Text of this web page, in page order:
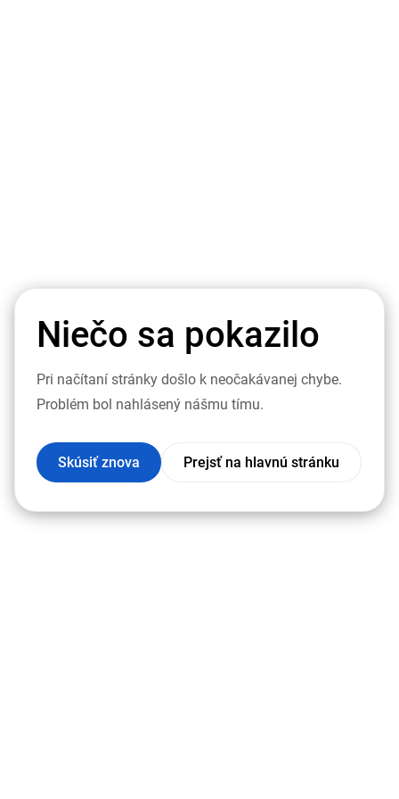
Niečo sa pokazilo
Pri načítaní stránky došlo k neočakávanej chybe.
Problém bol nahlásený nášmu tímu.
Skúsiť znova Prejsť na hlavnú stránku